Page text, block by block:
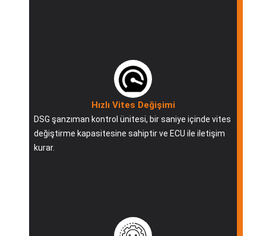
Hızlı Vites Değişimi
DSG şanzıman kontrol ünitesi, bir saniye içinde vites
değiştirme kapasitesine sahiptir ve ECU ile iletişim
kurar.